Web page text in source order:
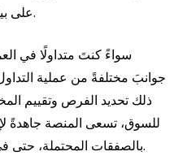
على بيئة تداول آمنة وسهلة الاستخدام.
سواءً كنتَ متداولًا في
ذلك تحديد الفرص وتقييم
للسوق، تسعى المنصة جاهدةً
بالصفقات المحتملة، حتى في حال عدم مشاركتهم النشطة.